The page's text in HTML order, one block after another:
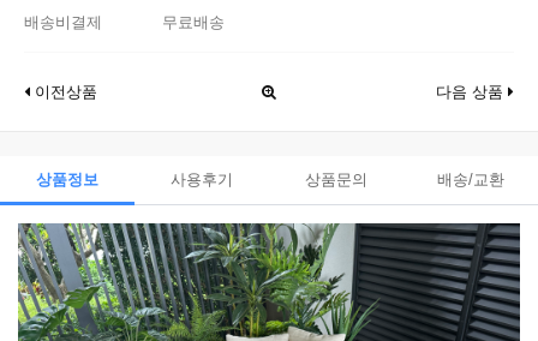
배송비결제
무료배송
이전상품 다음 상품
상품정보 사용후기 상품문의 배송/교환